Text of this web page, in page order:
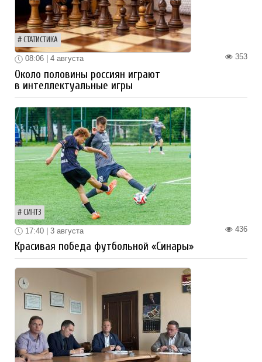
СТАТИСТИКА
353
08:06 | 4 августа
Около половины россиян играют
в интеллектуальные игры
СИНТЗ
436
17:40 | 3 августа
Красивая победа футбольной «Синары»